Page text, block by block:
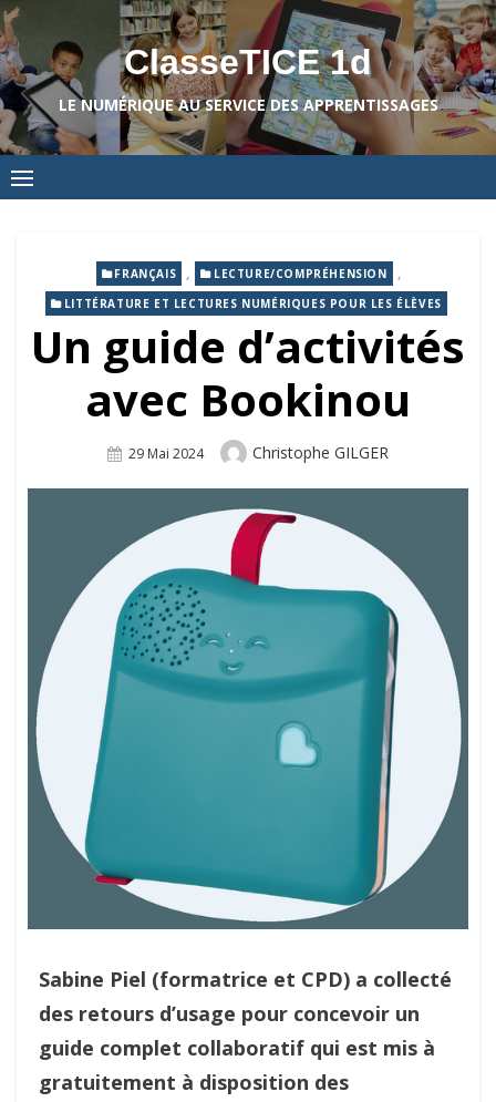
Skip
to
content
ClasseTICE 1d
LE NUMÉRIQUE AU SERVICE DES APPRENTISSAGES
FRANÇAIS , LECTURE/COMPRÉHENSION ,
LITTÉRATURE ET LECTURES NUMÉRIQUES POUR LES ÉLÈVES
Un guide d’activités
avec Bookinou
Posted
29 Mai 2024 Author
Christophe GILGER
Sabine Piel (formatrice et CPD) a collecté
des retours d’usage pour concevoir un
guide complet collaboratif qui est mis à
gratuitement à disposition des